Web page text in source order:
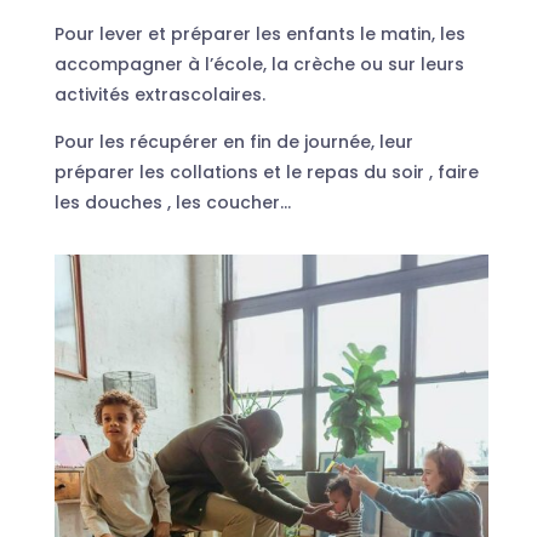
Pour lever et préparer les enfants le matin, les
accompagner à l’école, la crèche ou sur leurs
activités extrascolaires.
Pour les récupérer en fin de journée, leur
préparer les collations et le repas du soir , faire
les douches , les coucher…